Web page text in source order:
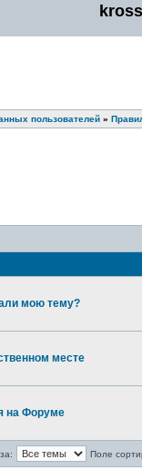
пользователей »
мою тему?
месте
на Форуме
Поле